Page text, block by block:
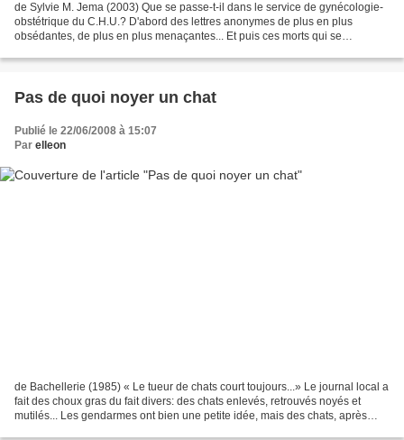
de Sylvie M. Jema (2003) Que se passe-t-il dans le service de gynécologie-
obstétrique du C.H.U.? D'abord des lettres anonymes de plus en plus
obsédantes, de plus en plus menaçantes... Et puis ces morts qui se
Pas de quoi noyer un chat
Publié le 22/06/2008 à 15:07
Par elleon
de Bachellerie (1985) « Le tueur de chats court toujours...» Le journal local a
fait des choux gras du fait divers: des chats enlevés, retrouvés noyés et
mutilés... Les gendarmes ont bien une petite idée, mais des chats, après